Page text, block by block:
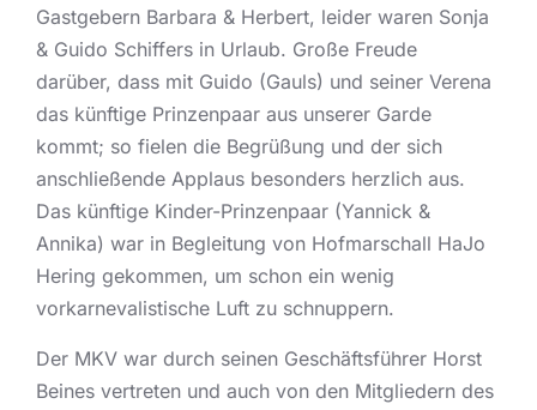
Gastgebern Barbara & Herbert, leider waren Sonja
& Guido Schiffers in Urlaub. Große Freude
darüber, dass mit Guido (Gauls) und seiner Verena
das künftige Prinzenpaar aus unserer Garde
kommt; so fielen die Begrüßung und der sich
anschließende Applaus besonders herzlich aus.
Das künftige Kinder-Prinzenpaar (Yannick &
Annika) war in Begleitung von Hofmarschall HaJo
Hering gekommen, um schon ein wenig
vorkarnevalistische Luft zu schnuppern.
Der MKV war durch seinen Geschäftsführer Horst
Beines vertreten und auch von den Mitgliedern des